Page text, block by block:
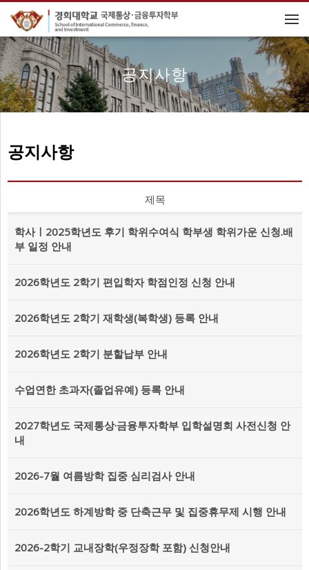
메뉴 건너뛰기
공지사항
공지사항
제목
학사ㅣ2025학년도 후기 학위수여식 학부생 학위가운 신청.배
부 일정 안내
2026학년도 2학기 편입학자 학점인정 신청 안내
2026학년도 2학기 재학생(복학생) 등록 안내
2026학년도 2학기 분할납부 안내
수업연한 초과자(졸업유예) 등록 안내
2027학년도 국제통상·금융투자학부 입학설명회 사전신청 안
내
2026-7월 여름방학 집중 심리검사 안내
2026학년도 하계방학 중 단축근무 및 집중휴무제 시행 안내
2026-2학기 교내장학(우정장학 포함) 신청안내